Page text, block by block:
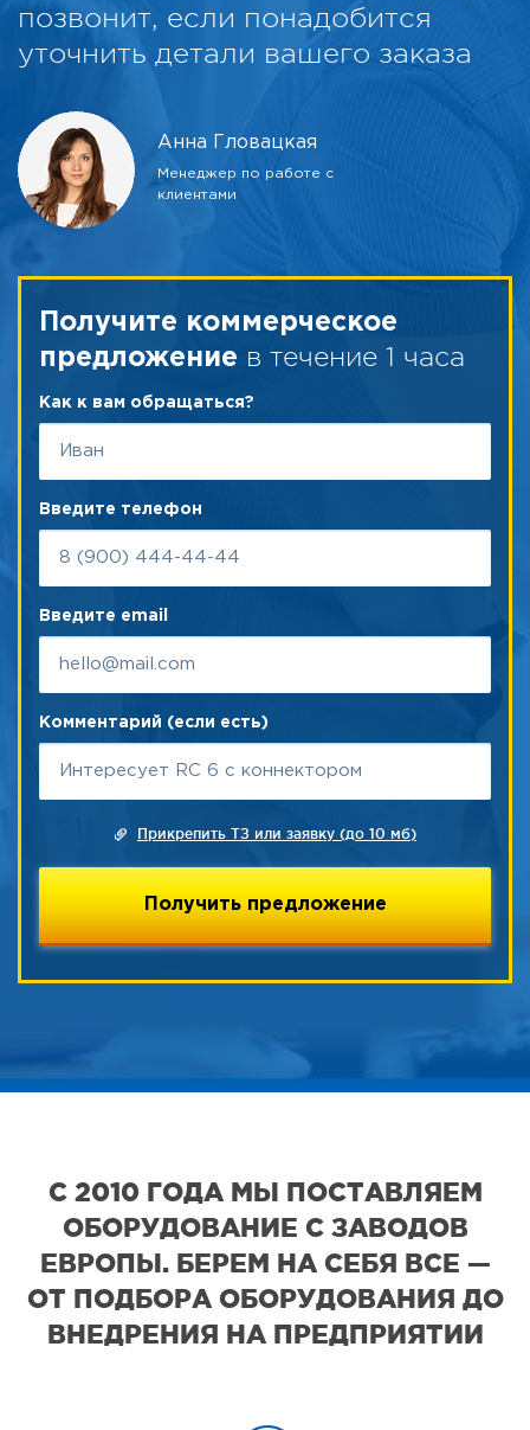
позвонит, если понадобится
уточнить детали вашего заказа
Анна Гловацкая
Менеджер по работе с
клиентами
Получите коммерческое
предложение в течение 1 часа
Как к вам обращаться?
Введите телефон
Введите email
Комментарий (если есть)
Прикрепить ТЗ или заявку (до 10 мб)
С 2010 ГОДА МЫ ПОСТАВЛЯЕМ
ОБОРУДОВАНИЕ С ЗАВОДОВ
ЕВРОПЫ. БЕРЕМ НА СЕБЯ ВСЕ —
ОТ ПОДБОРА ОБОРУДОВАНИЯ ДО
ВНЕДРЕНИЯ НА ПРЕДПРИЯТИИ